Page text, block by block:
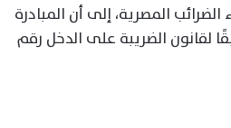
المصرية، إلى أن المبادرة
لقانون الضريبة على الدخل رقم